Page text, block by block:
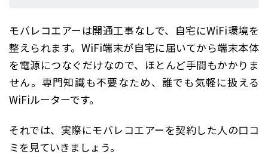
モバレコエアーは開通工事なしで、自宅にWiFi環境を
整えられます。WiFi端末が自宅に届いてから端末本体
を電源につなぐだけなので、ほとんど手間もかかりま
せん。専門知識も不要なため、誰でも気軽に扱える
WiFiルーターです。
それでは、実際にモバレコエアーを契約した人の口コ
ミを見ていきましょう。